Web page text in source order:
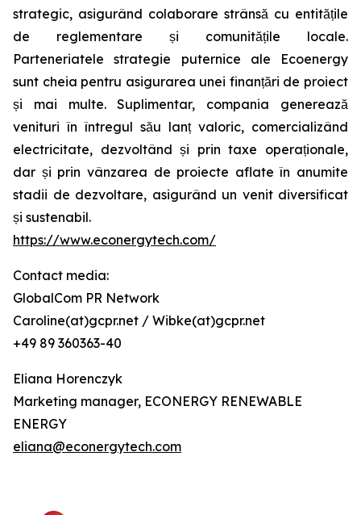
strategic, asigurând colaborare strânsă cu entitățile
de reglementare și comunitățile locale.
Parteneriatele strategie puternice ale Ecoenergy
sunt cheia pentru asigurarea unei finanțări de proiect
și mai multe. Suplimentar, compania generează
venituri în întregul său lanț valoric, comercializând
electricitate, dezvoltând și prin taxe operaționale,
dar și prin vânzarea de proiecte aflate în anumite
stadii de dezvoltare, asigurând un venit diversificat
și sustenabil.
https://www.econergytech.com/
Contact media:
GlobalCom PR Network
Caroline(at)gcpr.net / Wibke(at)gcpr.net
+49 89 360363-40
Eliana Horenczyk
Marketing manager, ECONERGY RENEWABLE
ENERGY
eliana@econergytech.com